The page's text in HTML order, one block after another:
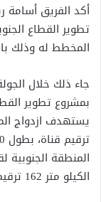
أكد الفريق أسامة
تطوير القطاع
المخطط له وذلك
جاء ذلك خلال
بمشروع تطوير
الكيلو متر 162 ترقيم قناة، بعرض 40 متراً وغاطس 72 قدماً.